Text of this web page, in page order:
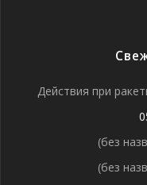
Действия при
(без
(без